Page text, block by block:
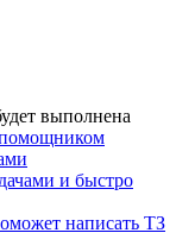
выполнена
и быстро
написать ТЗ